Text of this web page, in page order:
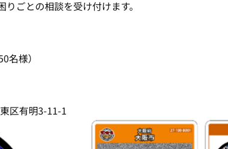
ごとの相談を受け付けます。
様）
明3-11-1